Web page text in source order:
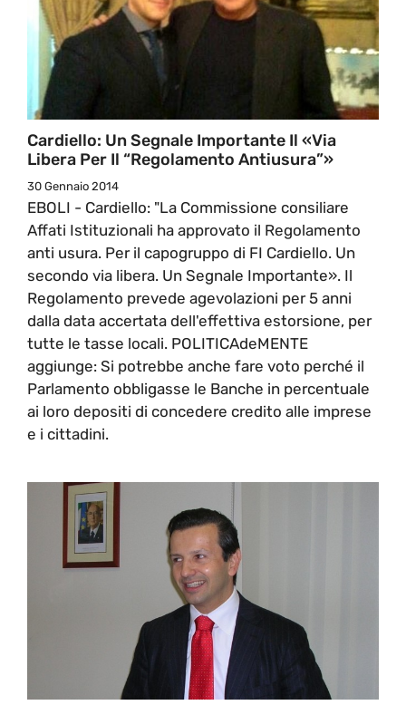
Cardiello: Un Segnale Importante Il «Via
Libera Per Il “Regolamento Antiusura”»
30 Gennaio 2014
EBOLI - Cardiello: "La Commissione consiliare
Affati Istituzionali ha approvato il Regolamento
anti usura. Per il capogruppo di FI Cardiello. Un
secondo via libera. Un Segnale Importante». Il
Regolamento prevede agevolazioni per 5 anni
dalla data accertata dell'effettiva estorsione, per
tutte le tasse locali. POLITICAdeMENTE
aggiunge: Si potrebbe anche fare voto perché il
Parlamento obbligasse le Banche in percentuale
ai loro depositi di concedere credito alle imprese
e i cittadini.